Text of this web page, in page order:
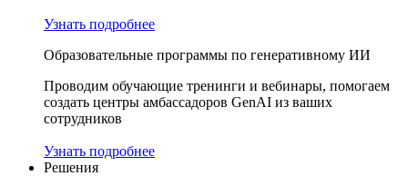
Узнать подробнее
Образовательные программы по генеративному ИИ
Проводим обучающие тренинги и вебинары, помогаем
создать центры амбассадоров GenAI из ваших
сотрудников
Узнать подробнее
Решения